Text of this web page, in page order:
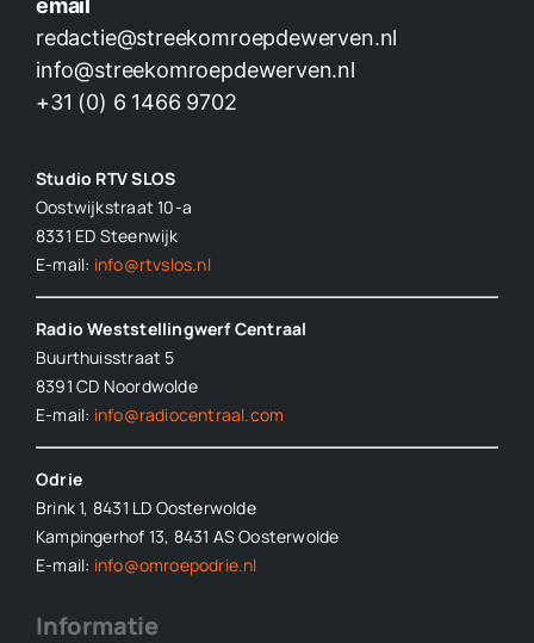
redactie@streekomroepdewerven.nl
info@streekomroepdewerven.nl
+31 (0) 6 1466 9702
Studio RTV SLOS
Oostwijkstraat 10-a
8331 ED Steenwijk
E-mail: info@rtvslos.nl
Radio Weststellingwerf Centraal
Buurthuisstraat 5
8391 CD Noordwolde
E-mail: info@radiocentraal.com
Odrie
Brink 1, 8431 LD Oosterwolde
Kampingerhof 13, 8431 AS Oosterwolde
E-mail: info@omroepodrie.nl
Informatie